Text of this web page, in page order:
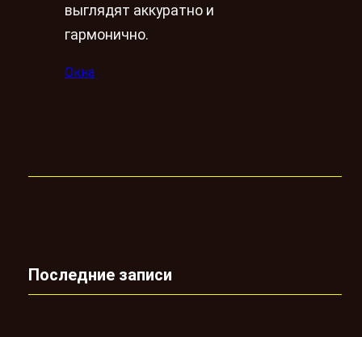
выглядят аккуратно и
гармонично.
Окна
Последние записи